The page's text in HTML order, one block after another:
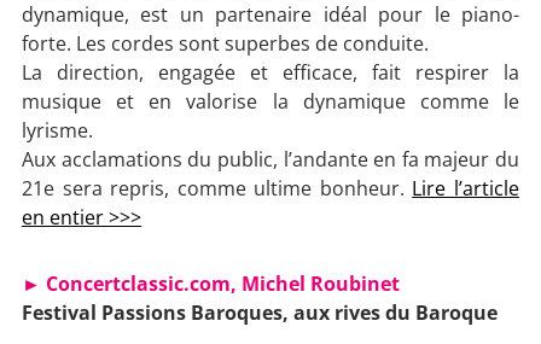
dynamique, est un partenaire idéal pour le piano-
forte. Les cordes sont superbes de conduite.
La direction, engagée et efficace, fait respirer la
musique et en valorise la dynamique comme le
lyrisme.
Aux acclamations du public, l’andante en fa majeur du
21e sera repris, comme ultime bonheur. Lire l’article
en entier >>>
► Concertclassic.com, Michel Roubinet
Festival Passions Baroques, aux rives du Baroque